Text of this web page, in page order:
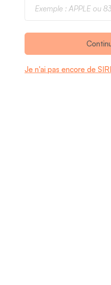
Je n'ai pas encore de